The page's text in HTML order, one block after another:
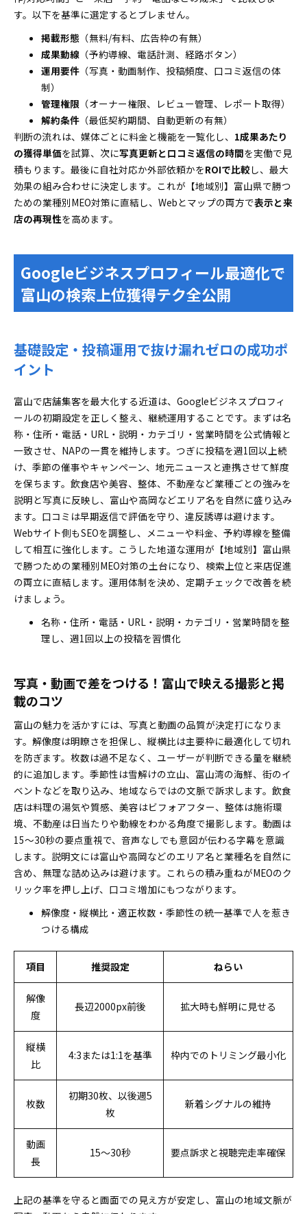
す。以下を基準に選定するとブレません。
掲載形態 （無料/有料、広告枠の有無）
成果動線 （予約導線、電話計測、経路ボタン）
運用要件 （写真・動画制作、投稿頻度、口コミ返信の体
制）
管理権限 （オーナー権限、レビュー管理、レポート取得）
解約条件 （最低契約期間、自動更新の有無）
判断の流れは、媒体ごとに料金と機能を一覧化し、 1成果あたり
の獲得単価を試算、次に写真更新と口コミ返信の時間を実働で見
積もります。最後に自社対応か外部依頼かをROIで比較し、最大
効果の組み合わせに決定します。これが【地域別】富山県で勝つ
ための業種別MEO対策に直結し、Webとマップの両方で表示と来
店の再現性を高めます。
Googleビジネスプロフィール最適化で
富山の検索上位獲得テク全公開
基礎設定・投稿運用で抜け漏れゼロの成功ポ
イント
富山で店舗集客を最大化する近道は、Googleビジネスプロフィ
ールの初期設定を正しく整え、継続運用することです。まずは名
称・住所・電話・URL・説明・カテゴリ・営業時間を公式情報と
一致させ、NAPの一貫を維持します。つぎに投稿を週1回以上続
け、季節の催事やキャンペーン、地元ニュースと連携させて鮮度
を保ちます。飲食店や美容、整体、不動産など業種ごとの強みを
説明と写真に反映し、富山や高岡などエリア名を自然に盛り込み
ます。口コミは早期返信で評価を守り、違反誘導は避けます。
Webサイト側もSEOを調整し、メニューや料金、予約導線を整備
して相互に強化します。こうした地道な運用が【地域別】富山県
で勝つための業種別MEO対策の土台になり、検索上位と来店促進
の両立に直結します。運用体制を決め、定期チェックで改善を続
けましょう。
名称・住所・電話・URL・説明・カテゴリ・営業時間を整
理し、週1回以上の投稿を習慣化
写真・動画で差をつける！富山で映える撮影と掲
載のコツ
富山の魅力を活かすには、写真と動画の品質が決定打になりま
す。解像度は明瞭さを担保し、縦横比は主要枠に最適化して切れ
を防ぎます。枚数は過不足なく、ユーザーが判断できる量を継続
的に追加します。季節性は雪解けの立山、富山湾の海鮮、街のイ
ベントなどを取り込み、地域ならではの文脈で訴求します。飲食
店は料理の湯気や質感、美容はビフォアフター、整体は施術環
境、不動産は日当たりや動線をわかる角度で撮影します。動画は
15〜30秒の要点重視で、音声なしでも意図が伝わる字幕を意識
します。説明文には富山や高岡などのエリア名と業種名を自然に
含め、無理な詰め込みは避けます。これらの積み重ねがMEOのク
リック率を押し上げ、口コミ増加にもつながります。
解像度・縦横比・適正枚数・季節性の統一基準で人を惹き
つける構成
項目 推奨設定 ねらい
解像
度
長辺2000px前後 拡大時も鮮明に見せる
縦横
比
4:3または1:1を基準 枠内でのトリミング最小化
枚数
初期30枚、以後週5
枚
新着シグナルの維持
動画
長
15〜30秒 要点訴求と視聴完走率確保
上記の基準を守ると画面での見え方が安定し、富山の地域文脈が